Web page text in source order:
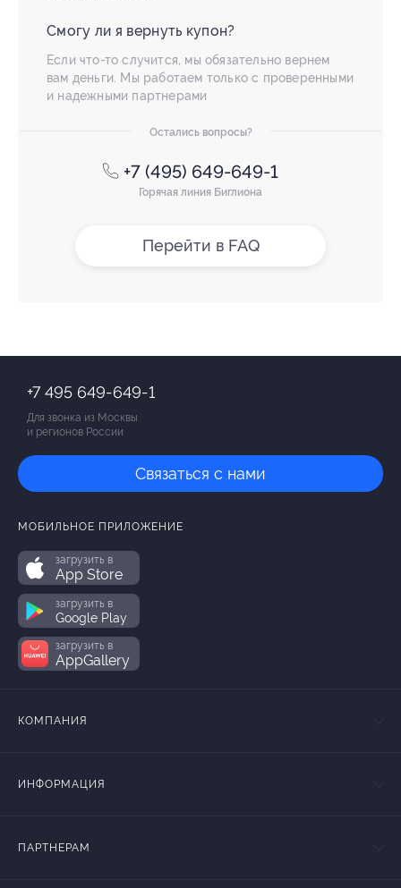
Смогу ли я вернуть купон?
Если что-то случится, мы обязательно вернем
вам деньги. Мы работаем только с проверенными
и надежными партнерами
Остались вопросы?
+7 (495) 649-649-1
Горячая линия Биглиона
Перейти в FAQ
+7 495 649-649-1
Для звонка из Москвы
и регионов России
Связаться с нами
МОБИЛЬНОЕ ПРИЛОЖЕНИЕ
загрузить в
App Store
загрузить в
Google Play
загрузить в
AppGallery
КОМПАНИЯ
ИНФОРМАЦИЯ
ПАРТНЕРАМ